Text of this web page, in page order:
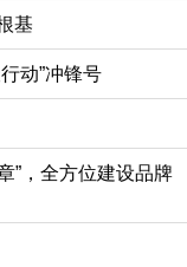
基‌‌
动”冲锋号
”，全方位建设品牌